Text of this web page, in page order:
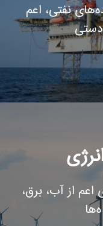
نفتی، اعم
از آب، برق،